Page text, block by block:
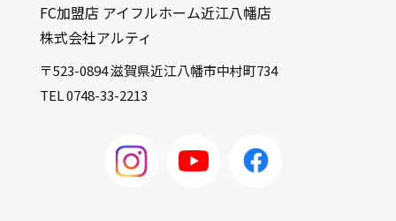
FC加盟店 アイフルホーム近江八幡店
株式会社アルティ
〒523-0894 滋賀県近江八幡市中村町734
TEL 0748-33-2213